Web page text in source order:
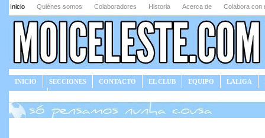
Inicio Quiénes somos Colaboradores Historia Acerca de Colabora con
INICIO SECCIONES CONTACTO EL CLUB EQUIPO LALIGA